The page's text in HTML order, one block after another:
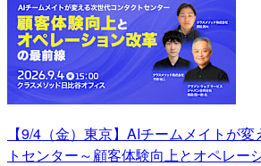
【9/4（金）東京】AIチームメイトが
トセンター～顧客体験向上とオペレー